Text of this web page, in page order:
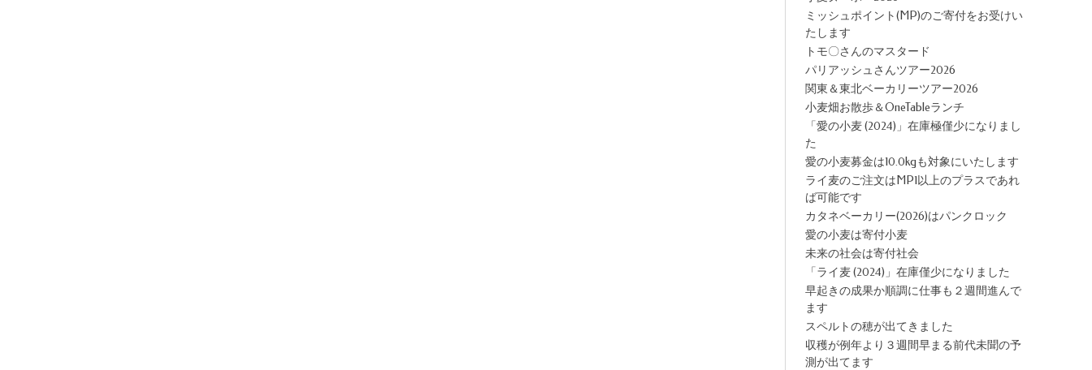
ミッシュポイント(MP)のご寄付をお受けい
たします
トモ〇さんのマスタード
パリアッシュさんツアー2026
関東＆東北ベーカリーツアー2026
小麦畑お散歩＆OneTableランチ
「愛の小麦 (2024)」在庫極僅少になりまし
た
愛の小麦募金は10.0kgも対象にいたします
ライ麦のご注文はMP1以上のプラスであれ
ば可能です
カタネベーカリー(2026)はパンクロック
愛の小麦は寄付小麦
未来の社会は寄付社会
「ライ麦 (2024)」在庫僅少になりました
早起きの成果か順調に仕事も２週間進んで
ます
スペルトの穂が出てきました
収穫が例年より３週間早まる前代未聞の予
測が出てます